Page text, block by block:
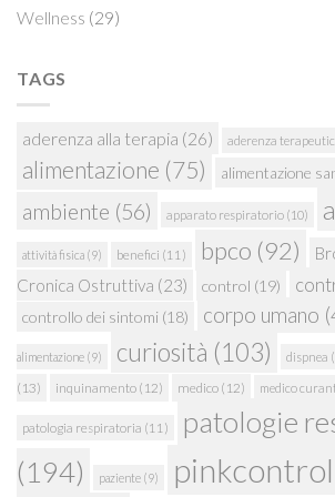
Wellness (29)
TAGS
aderenza alla terapia (26) aderenza
alimentazione (75) alimentazione
ambiente (56) apparato respiratorio (10)
attività fisica (9) benefici (11) bpco (92)
Cronica Ostruttiva (23) control (19)
controllo dei sintomi (18) corpo umano
alimentazione (9) curiosità (103) dispnea
(13)
inquinamento (12) medico (12) medico
patologia respiratoria (11)
patologie
(194)
paziente (9) pinkcontrol